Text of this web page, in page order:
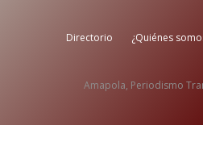
Directorio ¿Quiénes
Amapola, Periodismo